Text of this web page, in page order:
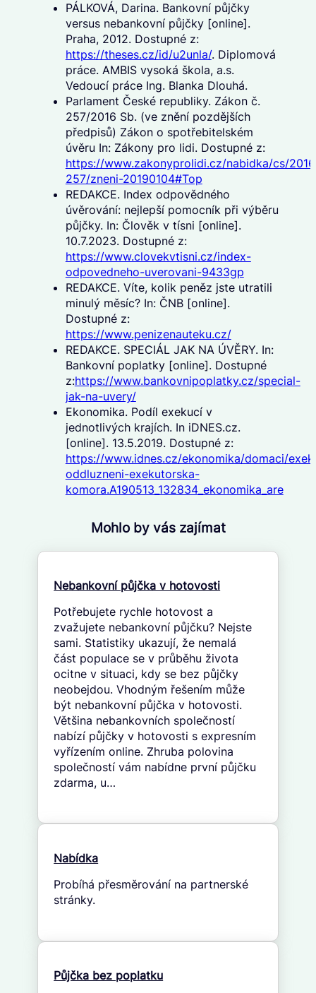
PÁLKOVÁ, Darina. Bankovní půjčky
versus nebankovní půjčky [online].
Praha, 2012. Dostupné z:
https://theses.cz/id/u2unla/. Diplomová
práce. AMBIS vysoká škola, a.s.
Vedoucí práce Ing. Blanka Dlouhá.
Parlament České republiky. Zákon č.
257/2016 Sb. (ve znění pozdějších
předpisů) Zákon o spotřebitelském
úvěru In: Zákony pro lidi. Dostupné z:
https://www.zakonyprolidi.cz/nabidka/cs/
257/zneni-20190104#Top
REDAKCE. Index odpovědného
úvěrování: nejlepší pomocník při výběru
půjčky. In: Člověk v tísni [online].
10.7.2023. Dostupné z:
https://www.clovekvtisni.cz/index-
odpovedneho-uverovani-9433gp
REDAKCE. Víte, kolik peněz jste utratili
minulý měsíc? In: ČNB [online].
Dostupné z:
https://www.penizenauteku.cz/
REDAKCE. SPECIÁL JAK NA ÚVĚRY. In:
Bankovní poplatky [online]. Dostupné
z:https://www.bankovnipoplatky.cz/special-
jak-na-uvery/
Ekonomika. Podíl exekucí v
jednotlivých krajích. In iDNES.cz.
[online]. 13.5.2019. Dostupné z:
https://www.idnes.cz/ekonomika/domaci/
oddluzneni-exekutorska-
komora.A190513_132834_ekonomika_are
Mohlo by vás zajímat
Nebankovní půjčka v hotovosti
Potřebujete rychle hotovost a
zvažujete nebankovní půjčku? Nejste
sami. Statistiky ukazují, že nemalá
část populace se v průběhu života
ocitne v situaci, kdy se bez půjčky
neobejdou. Vhodným řešením může
být nebankovní půjčka v hotovosti.
Většina nebankovních společností
nabízí půjčky v hotovosti s expresním
vyřízením online. Zhruba polovina
společností vám nabídne první půjčku
zdarma, u…
Nabídka
Probíhá přesměrování na partnerské
stránky.
Půjčka bez poplatku